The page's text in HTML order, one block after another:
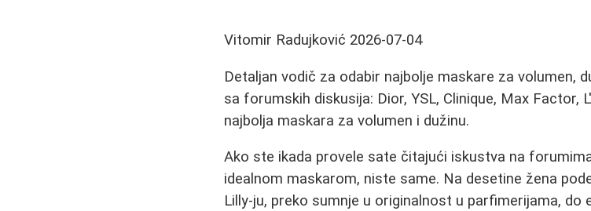
Vitomir Radujković 2026-07-04
Detaljan vodič za odabir najbolje maskare za volumen,
sa forumskih diskusija: Dior, YSL, Clinique, Max Factor,
najbolja maskara za volumen i dužinu.
Ako ste ikada provele sate čitajući iskustva na
idealnom maskarom, niste same. Na desetine žena
Lilly-ju, preko sumnje u originalnost u parfimerijama, do